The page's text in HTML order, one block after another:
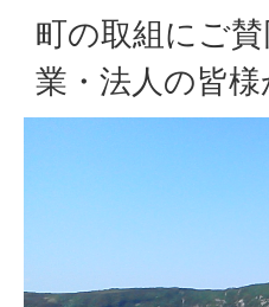
町の取組にご
業・法人の皆